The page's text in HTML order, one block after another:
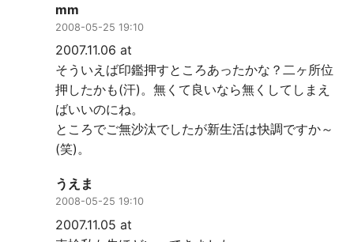
mm
2008-05-25 19:10
2007.11.06 at
そういえば印鑑押すところあったかな？二ヶ所位
押したかも(汗)。無くて良いなら無くしてしまえ
ばいいのにね。
ところでご無沙汰でしたが新生活は快調ですか～
(笑)。
うえま
2008-05-25 19:10
2007.11.05 at